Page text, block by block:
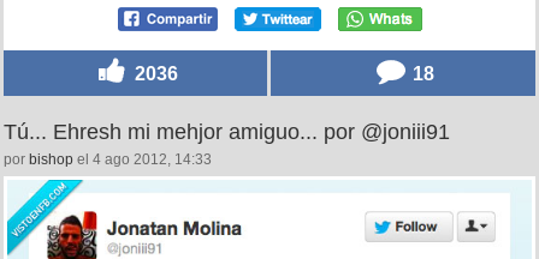
2036 18
Tú... Ehresh mi mehjor amiguo... por @joniii91
por bishop el 4 ago 2012, 14:33